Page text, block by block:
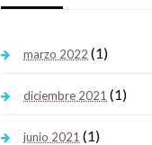
marzo 2022 (1)
diciembre 2021 (1)
junio 2021 (1)